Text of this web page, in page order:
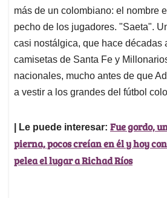
más de un colombiano: el nombre
pecho de los jugadores. "Saeta".
casi nostálgica, que hace décadas
camisetas de Santa Fe y
nacionales, mucho antes de que
a vestir a los grandes del fútbol
| Le puede interesar: Fue gordo,
pierna, pocos creían en él y hoy
pelea el lugar a Richad Ríos